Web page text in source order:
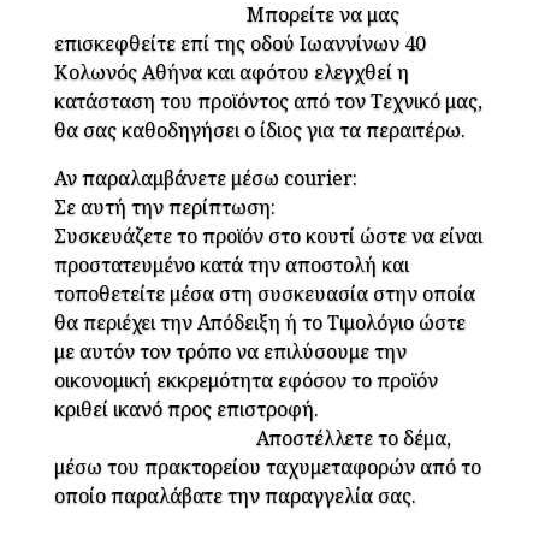
Μπορείτε να μας
επισκεφθείτε επί της οδού Ιωαννίνων 40
Κολωνός Αθήνα και αφότου ελεγχθεί η
κατάσταση του προϊόντος από τον Τεχνικό μας,
θα σας καθοδηγήσει ο ίδιος για τα περαιτέρω.
Αν παραλαμβάνετε μέσω courier:
Σε αυτή την περίπτωση:
Συσκευάζετε το προϊόν στο κουτί ώστε να είναι
προστατευμένο κατά την αποστολή και
τοποθετείτε μέσα στη συσκευασία στην οποία
θα περιέχει την Απόδειξη ή το Τιμολόγιο ώστε
με αυτόν τον τρόπο να επιλύσουμε την
οικονομική εκκρεμότητα εφόσον το προϊόν
κριθεί ικανό προς επιστροφή.
Αποστέλλετε το δέμα,
μέσω του πρακτορείου ταχυμεταφορών από το
οποίο παραλάβατε την παραγγελία σας.